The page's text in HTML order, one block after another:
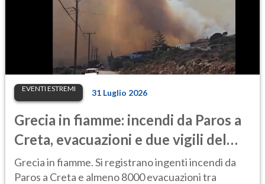
EVENTI ESTREMI 31 Luglio 2026
Grecia in fiamme: incendi da Paros a
Creta, evacuazioni e due vigili del
fuoco morti
Grecia in fiamme. Si registrano ingenti incendi da
Paros a Creta e almeno 8000 evacuazioni tra